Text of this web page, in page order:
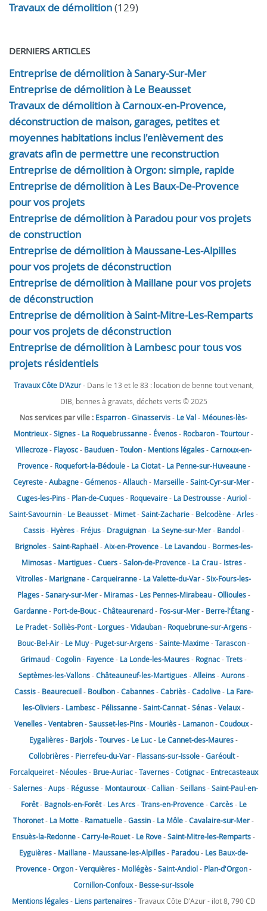
Travaux de démolition(129)
DERNIERS ARTICLES
Entreprise de démolition à Sanary-Sur-Mer
Entreprise de démolition à Le Beausset
Travaux de démolition à Carnoux-en-Provence,
déconstruction de maison, garages, petites et
moyennes habitations inclus l'enlèvement des
gravats afin de permettre une reconstruction
Entreprise de démolition à Orgon: simple, rapide
Entreprise de démolition à Les Baux-De-Provence
pour vos projets
Entreprise de démolition à Paradou pour vos projets
de construction
Entreprise de démolition à Maussane-Les-Alpilles
pour vos projets de déconstruction
Entreprise de démolition à Maillane pour vos projets
de déconstruction
Entreprise de démolition à Saint-Mitre-Les-Remparts
pour vos projets de déconstruction
Entreprise de démolition à Lambesc pour tous vos
projets résidentiels
Travaux Côte D'Azur- Dans le 13 et le 83 : location de benne tout venant,
DIB, bennes à gravats, déchets verts © 2025
Nos services par ville : Esparron-Ginasservis- Le Val- Méounes-lès-
Montrieux-Signes- La Roquebrussanne- Évenos- Rocbaron-Tourtour-
Villecroze- Flayosc- Bauduen-Toulon- Mentions légales-Carnoux-en-
Provence- Roquefort-la-Bédoule- La Ciotat- La Penne-sur-Huveaune-
Ceyreste-Aubagne-Gémenos-Allauch- Marseille-Saint-Cyr-sur-Mer-
Cuges-les-Pins- Plan-de-Cuques- Roquevaire- La Destrousse-Auriol-
Saint-Savournin- Le Beausset- Mimet-Saint-Zacharie- Belcodène-Arles-
Cassis- Hyères- Fréjus- Draguignan- La Seyne-sur-Mer- Bandol-
Brignoles-Saint-Raphaël-Aix-en-Provence- Le Lavandou- Bormes-les-
Mimosas- Martigues-Cuers-Salon-de-Provence- La Crau- Istres-
Vitrolles- Marignane-Carqueiranne- La Valette-du-Var-Six-Fours-les-
Plages-Sanary-sur-Mer- Miramas- Les Pennes-Mirabeau-Ollioules-
Gardanne- Port-de-Bouc-Châteaurenard- Fos-sur-Mer- Berre-l'Étang-
Le Pradet-Solliès-Pont- Lorgues-Vidauban- Roquebrune-sur-Argens-
Bouc-Bel-Air- Le Muy- Puget-sur-Argens-Sainte-Maxime-Tarascon-
Grimaud-Cogolin- Fayence- La Londe-les-Maures- Rognac-Trets-
Septèmes-les-Vallons-Châteauneuf-les-Martigues-Alleins-Aurons-
Cassis- Beaurecueil- Boulbon-Cabannes-Cabriès-Cadolive- La Fare-
les-Oliviers- Lambesc- Pélissanne-Saint-Cannat-Sénas-Velaux-
Venelles-Ventabren-Sausset-les-Pins- Mouriès- Lamanon-Coudoux-
Eygalières- Barjols-Tourves- Le Luc- Le Cannet-des-Maures-
Collobrières- Pierrefeu-du-Var- Flassans-sur-Issole-Garéoult-
Forcalqueiret- Néoules- Brue-Auriac-Tavernes-Cotignac- Entrecasteaux
-Salernes-Aups- Régusse- Montauroux-Callian-Seillans-Saint-Paul-en-
Forêt- Bagnols-en-Forêt- Les Arcs-Trans-en-Provence-Carcès- Le
Thoronet- La Motte- Ramatuelle-Gassin- La Môle-Cavalaire-sur-Mer-
Ensuès-la-Redonne-Carry-le-Rouet- Le Rove-Saint-Mitre-les-Remparts-
Eyguières- Maillane- Maussane-les-Alpilles- Paradou- Les Baux-de-
Provence-Orgon-Verquières- Mollégès-Saint-Andiol- Plan-d'Orgon-
Cornillon-Confoux- Besse-sur-Issole
Mentions légales- Liens partenaires- Travaux Côte D'Azur - ilot 8, 790 CD